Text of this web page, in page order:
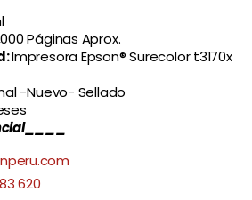
Páginas Aprox.
Impresora Epson® Surecolor t3170x
-Nuevo- Sellado
620